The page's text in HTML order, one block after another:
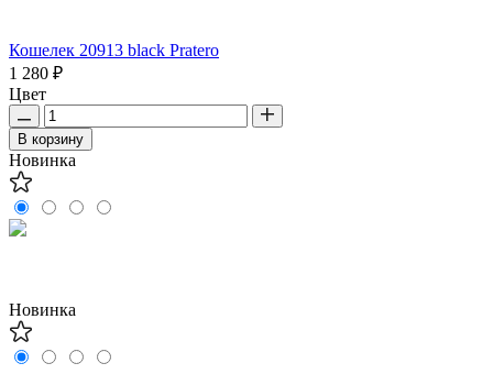
Кошелек 20913 black Pratero
1 280 ₽
Цвет
В корзину
Новинка
Новинка